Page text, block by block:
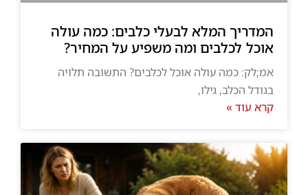
המדריך המלא לבעלי כלבים: כמה עולה
אוכל לכלבים ומה משפיע על המחיר?
אמ;לק: כמה עולה אוכל לכלבים? התשובה תלויה
בגודל הכלב, גילו,
קרא עוד »